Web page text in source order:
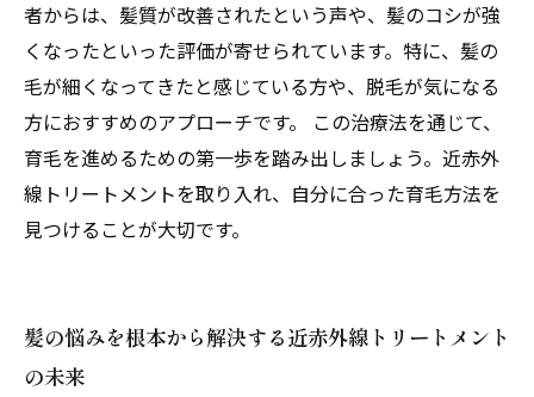
者からは、髪質が改善されたという声や、髪のコシが強
くなったといった評価が寄せられています。特に、髪の
毛が細くなってきたと感じている方や、脱毛が気になる
方におすすめのアプローチです。 この治療法を通じて、
育毛を進めるための第一歩を踏み出しましょう。近赤外
線トリートメントを取り入れ、自分に合った育毛方法を
見つけることが大切です。
髪の悩みを根本から解決する近赤外線トリートメント
の未来